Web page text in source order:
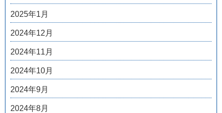
2025年1月
2024年12月
2024年11月
2024年10月
2024年9月
2024年8月